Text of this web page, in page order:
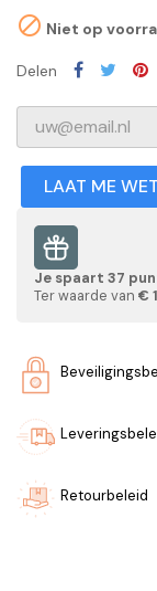
 Niet op
Delen
LAAT ME
Je spaart 37
Ter waarde van €
Retourbeleid